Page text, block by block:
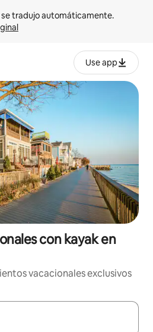
Use app
con kayak en
vacacionales exclusivos
disponibles, navega con las